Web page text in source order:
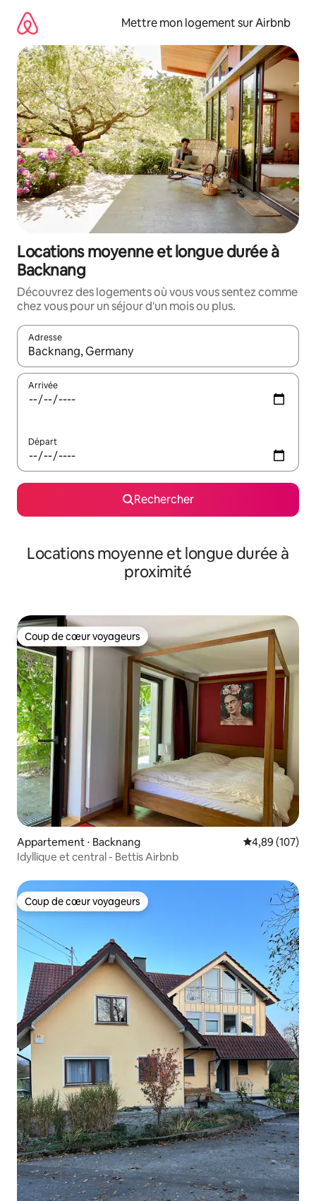
directement
contenu
Mettre mon logement sur Airbnb
Locations moyenne et longue durée à
Backnang
Découvrez des logements où vous vous sentez comme
chez vous pour un séjour d'un mois ou plus.
Adresse
Lorsque les résultats s'affichent, utilisez les flèches vers le
Arrivée
Départ
Rechercher
Locations moyenne et longue durée à
proximité
Coup de cœur voyageurs
Coup de cœur voyageurs
Appartement ⋅ Backnang Évaluation
4,89 (107)
Idyllique et central - Bettis Airbnb
Coup de cœur voyageurs
Coup de cœur voyageurs